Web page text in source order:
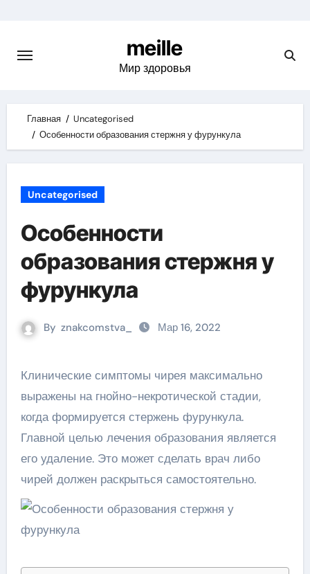
content
meille
Мир здоровья
Главная
Uncategorised
Особенности образования стержня у фурункула
Uncategorised
Особенности
образования стержня у
фурункула
By znakcomstva_ Мар 16, 2022
Клинические симптомы чирея максимально
выражены на гнойно-некротической стадии,
когда формируется стержень фурункула.
Главной целью лечения образования является
его удаление. Это может сделать врач либо
чирей должен раскрыться самостоятельно.